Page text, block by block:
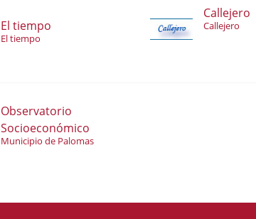
El tiempo
El tiempo
Callejero
Callejero
Observatorio
Socioeconómico
Municipio de Palomas